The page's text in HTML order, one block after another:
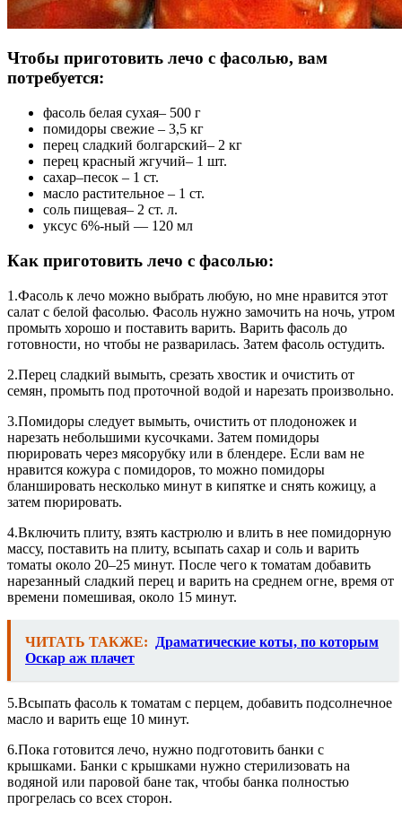
Чтобы приготовить лечо с фасолью, вам
потребуется:
фасоль белая сухая– 500 г
помидоры свежие – 3,5 кг
перец сладкий болгарский– 2 кг
перец красный жгучий– 1 шт.
сахар–песок – 1 ст.
масло растительное – 1 ст.
соль пищевая– 2 ст. л.
уксус 6%-ный — 120 мл
Как приготовить лечо с фасолью:
1.Фасоль к лечо можно выбрать любую, но мне нравится этот
салат с белой фасолью. Фасоль нужно замочить на ночь, утром
промыть хорошо и поставить варить. Варить фасоль до
готовности, но чтобы не разварилась. Затем фасоль остудить.
2.Перец сладкий вымыть, срезать хвостик и очистить от
семян, промыть под проточной водой и нарезать произвольно.
3.Помидоры следует вымыть, очистить от плодоножек и
нарезать небольшими кусочками. Затем помидоры
пюрировать через мясорубку или в блендере. Если вам не
нравится кожура с помидоров, то можно помидоры
бланшировать несколько минут в кипятке и снять кожицу, а
затем пюрировать.
4.Включить плиту, взять кастрюлю и влить в нее помидорную
массу, поставить на плиту, всыпать сахар и соль и варить
томаты около 20–25 минут. После чего к томатам добавить
нарезанный сладкий перец и варить на среднем огне, время от
времени помешивая, около 15 минут.
ЧИТАТЬ ТАКЖЕ:
Драматические коты, по которым
Оскар аж плачет
5.Всыпать фасоль к томатам с перцем, добавить подсолнечное
масло и варить еще 10 минут.
6.Пока готовится лечо, нужно подготовить банки с
крышками. Банки с крышками нужно стерилизовать на
водяной или паровой бане так, чтобы банка полностью
прогрелась со всех сторон.